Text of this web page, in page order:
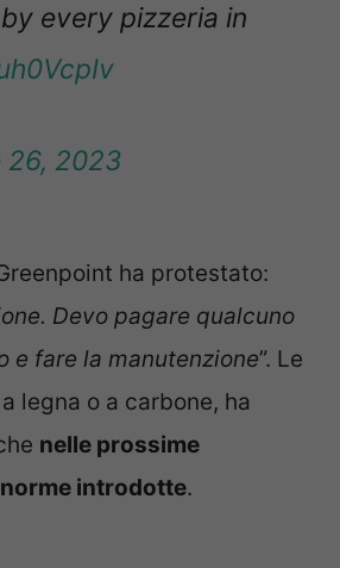
every pizzeria in
26, 2023
ha protestato:
Devo pagare qualcuno
e fare la manutenzione”. Le
legna o a carbone, ha
nelle prossime
introdotte.